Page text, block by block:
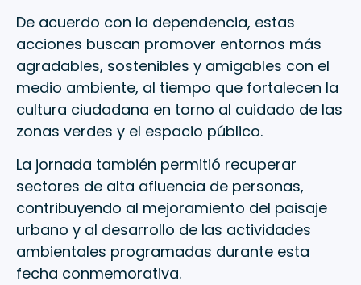
De acuerdo con la dependencia, estas
acciones buscan promover entornos más
agradables, sostenibles y amigables con el
medio ambiente, al tiempo que fortalecen la
cultura ciudadana en torno al cuidado de las
zonas verdes y el espacio público.
La jornada también permitió recuperar
sectores de alta afluencia de personas,
contribuyendo al mejoramiento del paisaje
urbano y al desarrollo de las actividades
ambientales programadas durante esta
fecha conmemorativa.